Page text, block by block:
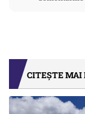
CITEȘTE MAI